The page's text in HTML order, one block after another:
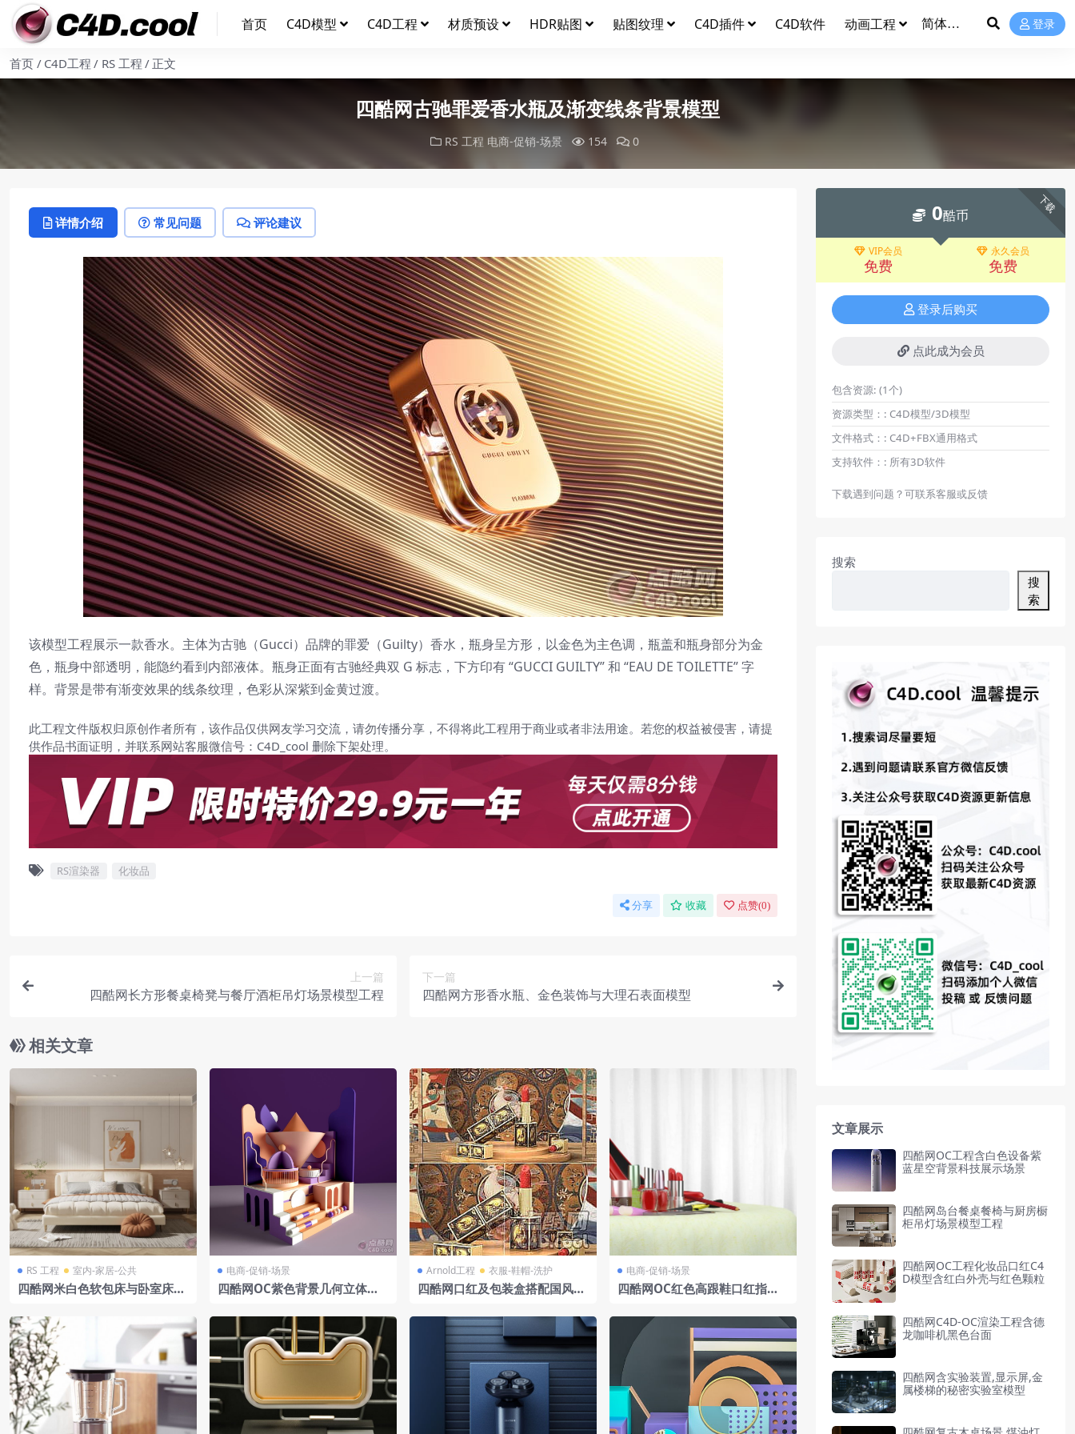
首页 C4D模型 C4D工程 材质预设 HDR贴图 贴图纹理 C4D插件 C4D软件 动画工程 登录
首页 C4D工程 RS 工程 正文
四酷网古驰罪爱香水瓶及渐变线条背景模型
RS 工程 电商-促销-场景 154 0
详情介绍 常见问题 评论建议
该模型工程展示一款香水。主体为古驰（Gucci）品牌的罪爱（Guilty）香水，瓶身呈方形，以金色为主色调，瓶盖和瓶身部分为金
色，瓶身中部透明，能隐约看到内部液体。瓶身正面有古驰经典双 G 标志，下方印有 “GUCCI GUILTY” 和 “EAU DE TOILETTE” 字
样。背景是带有渐变效果的线条纹理，色彩从深紫到金黄过渡。
此工程文件版权归原创作者所有，该作品仅供网友学习交流，请勿传播分享，不得将此工程用于商业或者非法用途。若您的权益被侵害，请提
供作品书面证明，并联系网站客服微信号：C4D_cool 删除下架处理。
RS渲染器 化妆品
分享 收藏 点赞(0)
上一篇
四酷网长方形餐桌椅凳与餐厅酒柜吊灯场景模型工程
下一篇
四酷网方形香水瓶、金色装饰与大理石表面模型
相关文章
RS 工程 室内-家居-公共
四酷网米白色软包床与卧室床头
电商-促销-场景
四酷网OC紫色背景几何立体结
型工程
Arnold工程 衣服-鞋帽-洗护
四酷网口红及包装盒搭配国风背
电商-促销-场景
四酷网OC红色高跟鞋口红指甲
下载
0酷币
VIP会员
免费
永久会员
免费
登录后购买
点此成为会员
包含资源: (1个)
资源类型：: C4D模型/3D模型
文件格式：: C4D+FBX通用格式
支持软件：: 所有3D软件
下载遇到问题？可联系客服或反馈
搜索
搜
索
文章展示
四酷网OC工程含白色设备紫
蓝星空背景科技展示场景
四酷网岛台餐桌餐椅与厨房橱
柜吊灯场景模型工程
四酷网OC工程化妆品口红C4
D模型含红白外壳与红色颗粒
四酷网C4D-OC渲染工程含德
龙咖啡机黑色台面
四酷网含实验装置,显示屏,金
属楼梯的秘密实验室模型